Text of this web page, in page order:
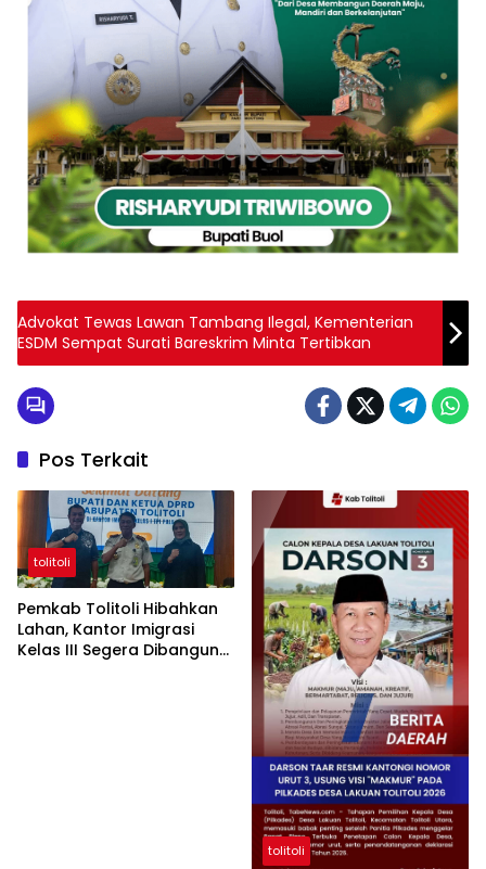
Advokat Tewas Lawan Tambang Ilegal, Kementerian
ESDM Sempat Surati Bareskrim Minta Tertibkan
Pos Terkait
tolitoli
Pemkab Tolitoli Hibahkan
Lahan, Kantor Imigrasi
Kelas III Segera Dibangun
tolitoli